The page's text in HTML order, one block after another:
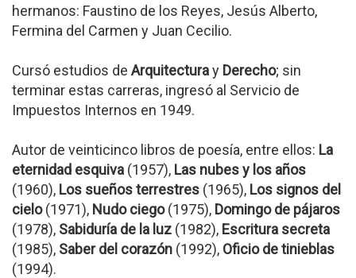
hermanos: Faustino de los Reyes, Jesús Alberto,
Fermina del Carmen y Juan Cecilio.
Cursó estudios de Arquitecturay Derecho; sin
terminar estas carreras, ingresó al Servicio de
Impuestos Internos en 1949.
Autor de veinticinco libros de poesía, entre ellos: La
eternidad esquiva (1957), Las nubes y los años
(1960), Los sueños terrestres (1965), Los signos del
cielo(1971), Nudo ciego(1975), Domingo de pájaros
(1978), Sabiduría de la luz (1982), Escritura secreta
(1985), Saber del corazón (1992), Oficio de tinieblas
(1994).